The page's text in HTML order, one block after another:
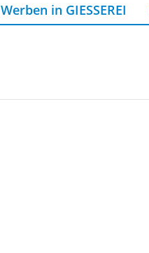
Werben in GIESSEREI